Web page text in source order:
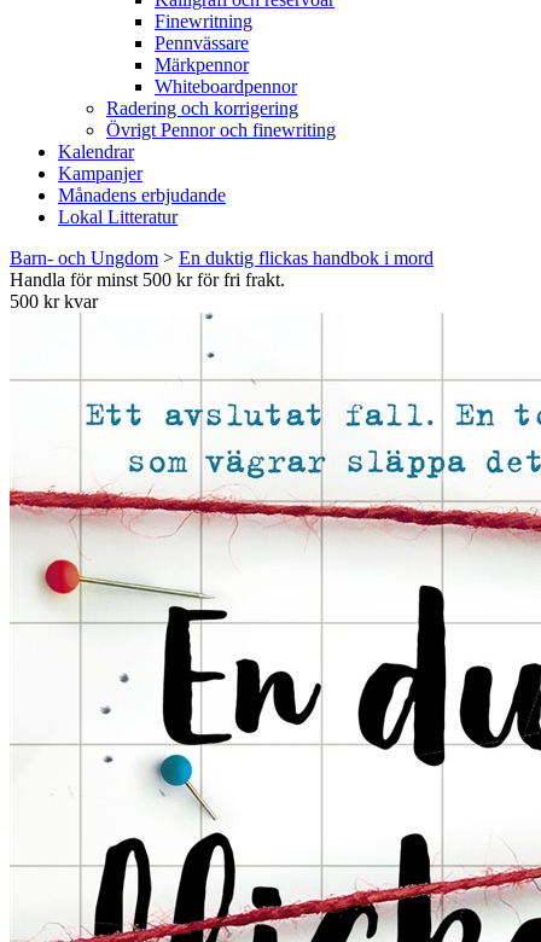
Finewritning
Pennvässare
Märkpennor
Whiteboardpennor
Radering och korrigering
Övrigt Pennor och finewriting
Kalendrar
Kampanjer
Månadens erbjudande
Lokal Litteratur
Barn- och Ungdom > En duktig flickas handbok i mord
Handla för minst 500 kr för fri frakt.
500 kr kvar